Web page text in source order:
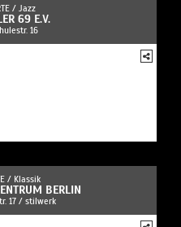
/ Jazz
69 E.V.
16
/ Klassik
BERLIN
17 / stilwerk